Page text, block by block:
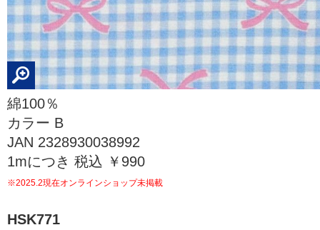
綿100％
カラー B
JAN 2328930038992
1mにつき 税込 ￥990
※2025.2現在オンラインショップ未掲載
HSK771